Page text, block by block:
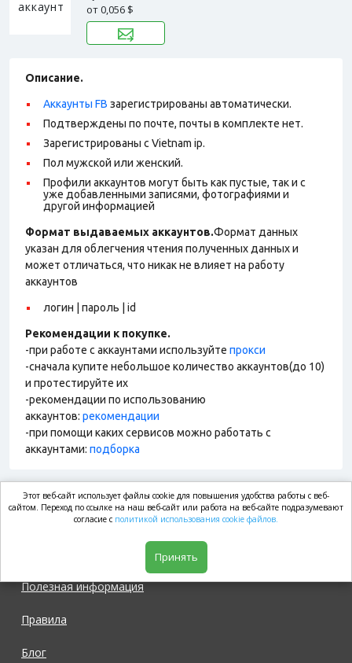
от0,056 $
Описание.
Аккаунты FB зарегистрированы автоматически.
Подтверждены по почте, почты в комплекте нет.
Зарегистрированы с Vietnam ip.
Пол мужской или женский.
Профили аккаунтов могут быть как пустые, так и с
уже добавленными записями, фотографиями и
другой информацией
Формат выдаваемых аккаунтов.Формат данных
указан для облегчения чтения полученных данных и
может отличаться, что никак не влияет на работу
аккаунтов
логин | пароль | id
Рекомендации к покупке.
-при работе с аккаунтами используйте прокси
-сначала купите небольшое количество аккаунтов(до 10)
и протестируйте их
-рекомендации по использованию
аккаунтов: рекомендации
-при помощи каких сервисов можно работать с
аккаунтами: подборка
market.com
Полезная информация
Правила
Блог
Этот веб-сайт использует файлы cookie для повышения удобства работы с веб-
сайтом. Переход по ссылке на наш веб-сайт или работа на веб-сайте подразумевают
согласие с политикой использования cookie файлов.
Принять